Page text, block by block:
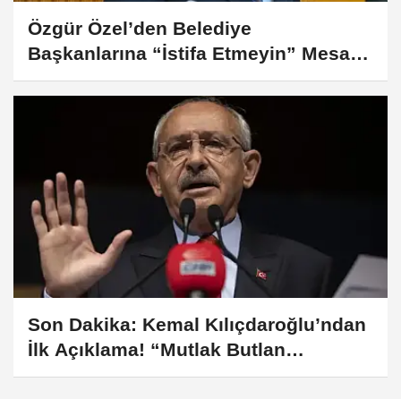
Özgür Özel’den Belediye
Başkanlarına “İstifa Etmeyin” Mesajı:
“Mesajları Ağlayarak Okuyorum”
Son Dakika: Kemal Kılıçdaroğlu’ndan
İlk Açıklama! “Mutlak Butlan
Türkiye’ye ve CHP’ye Hayırlı Olsun”